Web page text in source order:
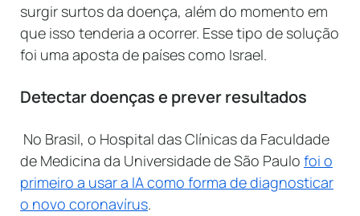
surgir surtos da doença, além do momento em
que isso tenderia a ocorrer. Esse tipo de solução
foi uma aposta de países como Israel.
Detectar doenças e prever resultados
No Brasil, o Hospital das Clínicas da Faculdade
de Medicina da Universidade de São Paulo foi o
primeiro a usar a IA como forma de diagnosticar
o novo coronavírus.